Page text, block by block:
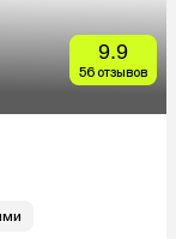
9.9
56 отзывов